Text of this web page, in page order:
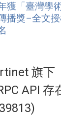
獲「臺灣學
播獎–全文授
旗下
API 存